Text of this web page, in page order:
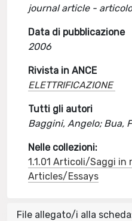
journal article -
Data di pubblicazione
2006
Rivista in ANCE
ELETTRIFICAZIONE
Tutti gli autori
Baggini, Angelo; Bua,
Nelle collezioni:
1.1.01 Articoli/Saggi
Articles/Essays
File allegato/i alla